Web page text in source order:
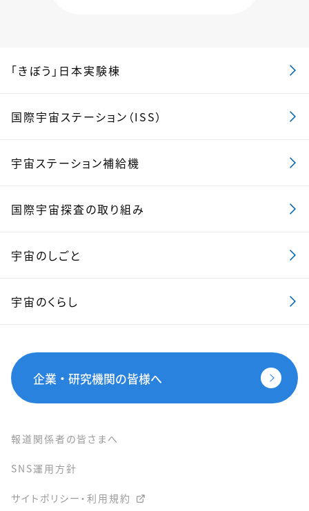
「きぼう」日本実験棟
国際宇宙ステーション（ISS）
宇宙ステーション補給機
国際宇宙探査の取り組み
宇宙のしごと
宇宙のくらし
企業・研究機関の皆様へ
報道関係者の皆さまへ
SNS運用方針
サイトポリシー・利用規約